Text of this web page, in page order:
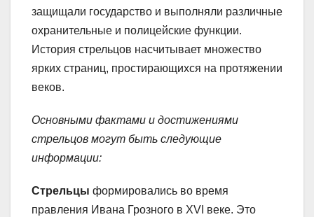
защищали государство и выполняли различные
охранительные и полицейские функции.
История стрельцов насчитывает множество
ярких страниц, простирающихся на протяжении
веков.
Основными фактами и достижениями
стрельцов могут быть следующие
информации:
Стрельцы формировались во время
правления Ивана Грозного в XVI веке. Это